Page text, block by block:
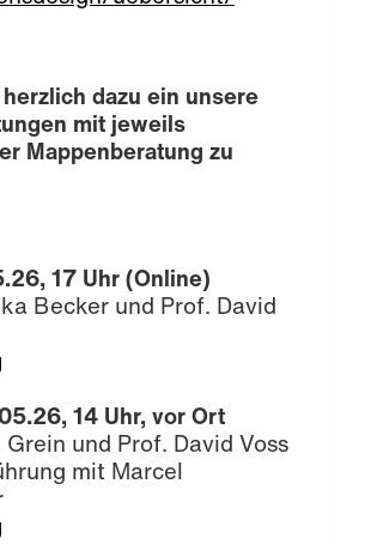
dazu ein unsere
mit jeweils
Mappenberatung zu
17 Uhr (Online)
Becker und Prof. David
14 Uhr, vor Ort
und Prof. David Voss
mit Marcel